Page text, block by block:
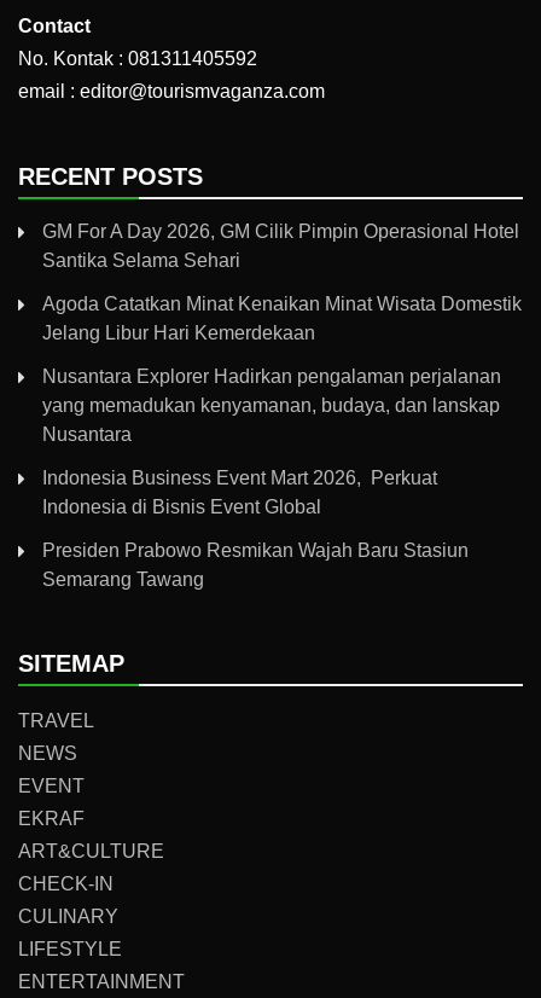
Contact
No. Kontak : 081311405592
email : editor@tourismvaganza.com
RECENT POSTS
GM For A Day 2026, GM Cilik Pimpin Operasional Hotel
Santika Selama Sehari
Agoda Catatkan Minat Kenaikan Minat Wisata Domestik
Jelang Libur Hari Kemerdekaan
Nusantara Explorer Hadirkan pengalaman perjalanan
yang memadukan kenyamanan, budaya, dan lanskap
Nusantara
Indonesia Business Event Mart 2026, Perkuat
Indonesia di Bisnis Event Global
Presiden Prabowo Resmikan Wajah Baru Stasiun
Semarang Tawang
SITEMAP
TRAVEL
NEWS
EVENT
EKRAF
ART&CULTURE
CHECK-IN
CULINARY
LIFESTYLE
ENTERTAINMENT